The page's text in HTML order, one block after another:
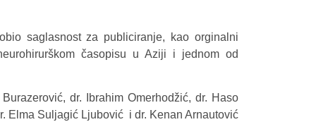
saglasnost za publiciranje, kao orginalni
časopisu u Aziji i jednom od
dr. Ibrahim Omerhodžić, dr. Haso
Elma Suljagić Ljubović i dr. Kenan Arnautović